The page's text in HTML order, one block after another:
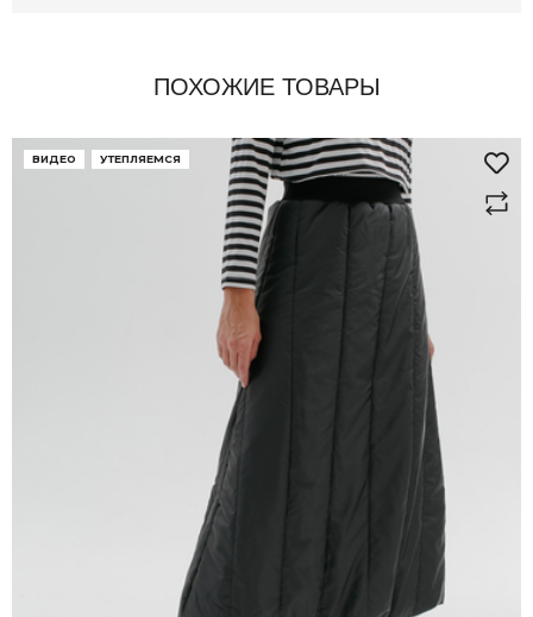
здесь
ПОХОЖИЕ ТОВАРЫ
ВИДЕО УТЕПЛЯЕМСЯ